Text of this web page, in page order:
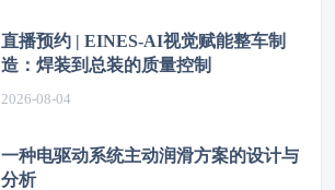
直播预约 | EINES-AI视觉赋能整车制
造：焊装到总装的质量控制
2026-08-04
一种电驱动系统主动润滑方案的设计与
分析